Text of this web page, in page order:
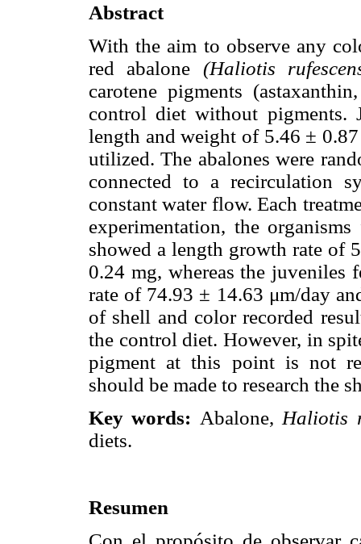
Abstract
With the aim to observe any
red abalone (Haliotis
carotene pigments
control diet without
length and weight of 5.46 ±
utilized. The abalones were
connected to a recirculation
constant water flow. Each
experimentation, the
showed a length growth rate of
0.24 mg, whereas the
rate of 74.93 ± 14.63 μm/day
of shell and color recorded
the control diet. However, in
pigment at this point is not
should be made to research the
Key words: Abalone, Haliotis
diets.
Resumen